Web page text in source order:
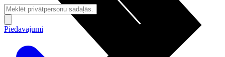
Piedāvājumi